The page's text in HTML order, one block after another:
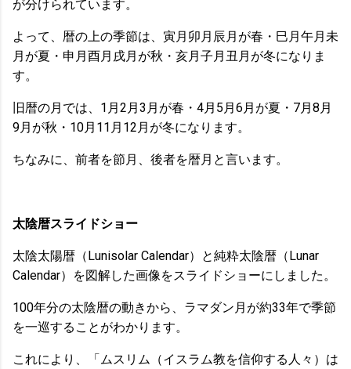
が分けられています。
よって、暦の上の季節は、寅月卯月辰月が春・巳月午月未
月が夏・申月酉月戌月が秋・亥月子月丑月が冬になりま
す。
旧暦の月では、1月2月3月が春・4月5月6月が夏・7月8月
9月が秋・10月11月12月が冬になります。
ちなみに、前者を節月、後者を暦月と言います。
太陰暦スライドショー
太陰太陽暦（Lunisolar Calendar）と純粋太陰暦（Lunar
Calendar）を図解した画像をスライドショーにしました。
100年分の太陰暦の動きから、ラマダン月が約33年で季節
を一巡することがわかります。
これにより、「ムスリム（イスラム教を信仰する人々）は